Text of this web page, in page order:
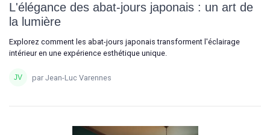
L'élégance des abat-jours japonais : un art de
la lumière
Explorez comment les abat-jours japonais transforment l'éclairage
intérieur en une expérience esthétique unique.
par Jean-Luc Varennes